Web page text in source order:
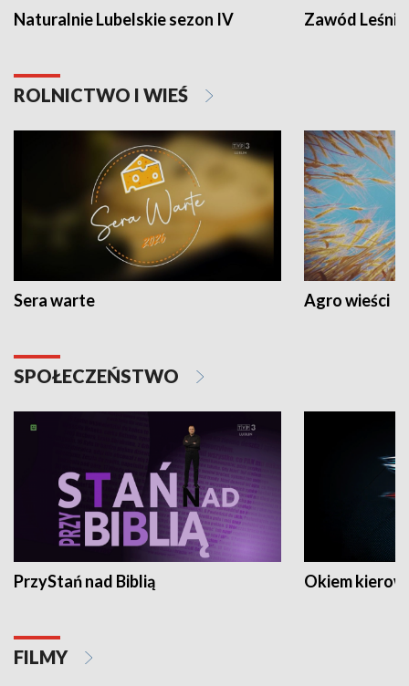
Naturalnie Lubelskie sezon IV Zawód Leśnik
ROLNICTWO I WIEŚ
Sera warte Agro wieści
SPOŁECZEŃSTWO
PrzyStań nad Biblią Okiem
FILMY